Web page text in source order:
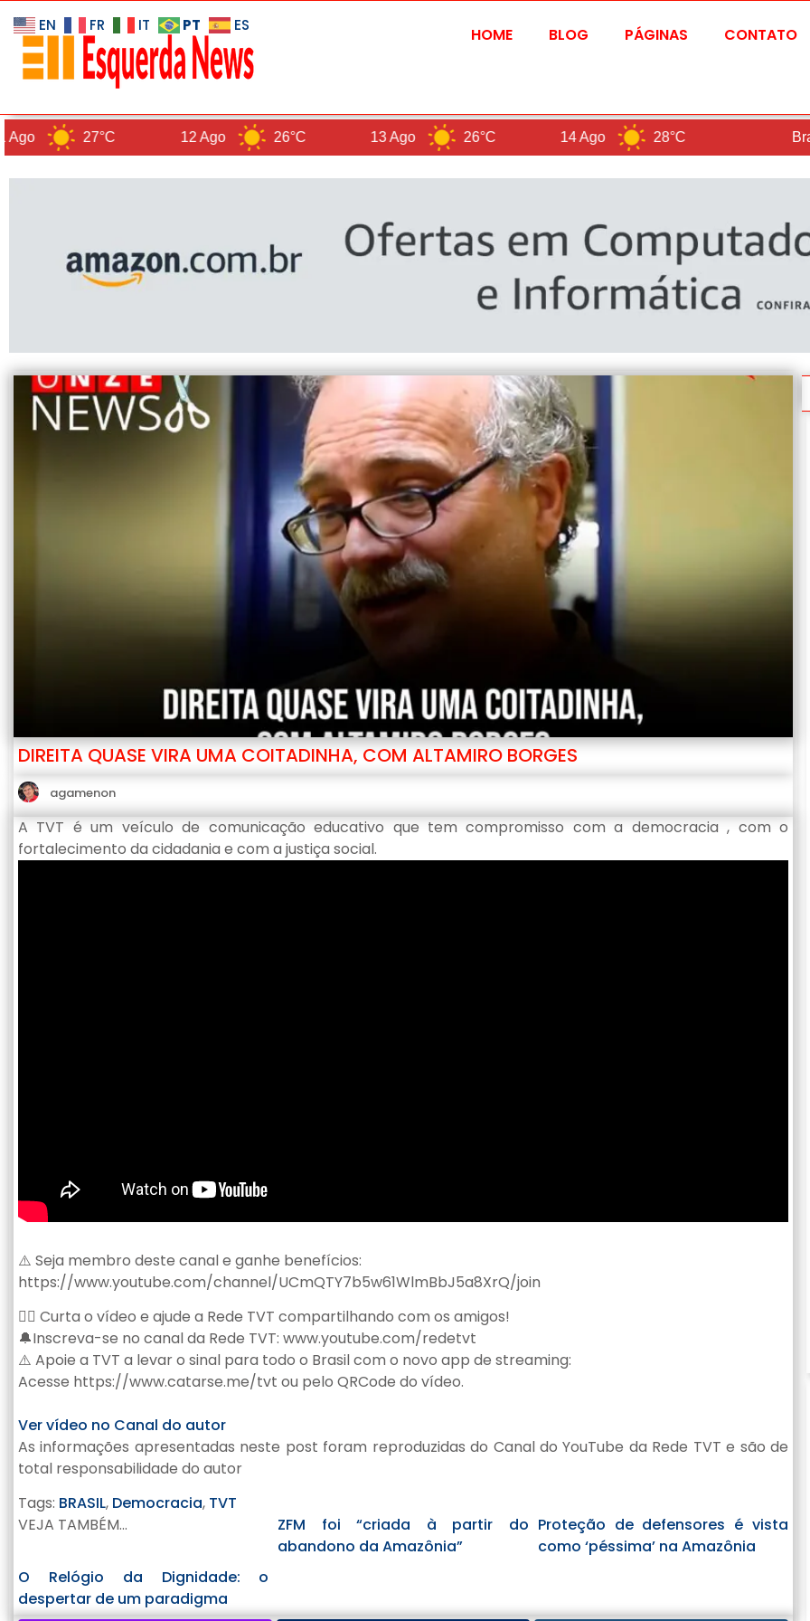
HOME BLOG PÁGINAS CONTATO
27°C 26°C 26°C 28°C
DIREITA QUASE VIRA UMA COITADINHA, COM ALTAMIRO BORGES
agamenon
A TVT é um veículo de comunicação educativo que tem compromisso com a democracia , com o
fortalecimento da cidadania e com a justiça social.
⚠️ Seja membro deste canal e ganhe benefícios:
https://www.youtube.com/channel/UCmQTY7b5w61WlmBbJ5a8XrQ/join
👍🏽 Curta o vídeo e ajude a Rede TVT compartilhando com os amigos!
🔔Inscreva-se no canal da Rede TVT: www.youtube.com/redetvt
⚠️ Apoie a TVT a levar o sinal para todo o Brasil com o novo app de streaming:
Acesse https://www.catarse.me/tvt ou pelo QRCode do vídeo.
Ver vídeo no Canal do autor
As informações apresentadas neste post foram reproduzidas do Canal do YouTube da Rede TVT e são de
total responsabilidade do autor
Tags: BRASIL, Democracia, TVT
VEJA TAMBÉM...
ZFM foi “criada à partir do
abandono da Amazônia”
Proteção de defensores é vista
como ‘péssima’ na Amazônia
O Relógio da Dignidade: o
despertar de um paradigma
EN FR IT PT ES